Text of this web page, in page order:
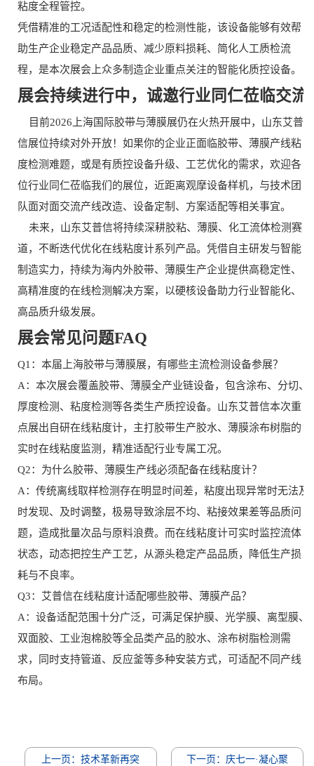
粘度全程管控。
凭借精准的工况适配性和稳定的检测性能，该设备能够有效帮
助生产企业稳定产品品质、减少原料损耗、简化人工质检流
程，是本次展会上众多制造企业重点关注的智能化质控设备。
展会持续进行中，诚邀行业同仁莅临交流
目前2026上海国际胶带与薄膜展仍在火热开展中，山东艾普
信展位持续对外开放！如果你的企业正面临胶带、薄膜产线粘
度检测难题，或是有质控设备升级、工艺优化的需求，欢迎各
位行业同仁莅临我们的展位，近距离观摩设备样机，与技术团
队面对面交流产线改造、设备定制、方案适配等相关事宜。
未来，山东艾普信将持续深耕胶粘、薄膜、化工流体检测赛
道，不断迭代优化在线粘度计系列产品。凭借自主研发与智能
制造实力，持续为海内外胶带、薄膜生产企业提供高稳定性、
高精准度的在线检测解决方案，以硬核设备助力行业智能化、
高品质升级发展。
展会常见问题FAQ
Q1：本届上海胶带与薄膜展，有哪些主流检测设备参展？
A：本次展会覆盖胶带、薄膜全产业链设备，包含涂布、分切、
厚度检测、粘度检测等各类生产质控设备。山东艾普信本次重
点展出自研在线粘度计，主打胶带生产胶水、薄膜涂布树脂的
实时在线粘度监测，精准适配行业专属工况。
Q2：为什么胶带、薄膜生产线必须配备在线粘度计？
A：传统离线取样检测存在明显时间差，粘度出现异常时无法及
时发现、及时调整，极易导致涂层不均、粘接效果差等品质问
题，造成批量次品与原料浪费。而在线粘度计可实时监控流体
状态，动态把控生产工艺，从源头稳定产品品质，降低生产损
耗与不良率。
Q3：艾普信在线粘度计适配哪些胶带、薄膜产品？
A：设备适配范围十分广泛，可满足保护膜、光学膜、离型膜、
双面胶、工业泡棉胶等全品类产品的胶水、涂布树脂检测需
求，同时支持管道、反应釜等多种安装方式，可适配不同产线
布局。
上一页：技术革新再突
下一页：庆七一·凝心聚